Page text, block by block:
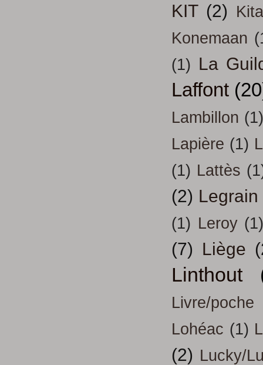
KIT (2)
Konemaan
(1) La
Laffont
Lambillon (1)
Lapière (1)
(1) Lattès
(2) Legrain
(1) Leroy
(7) Liège
Linthout
Livre/poche
Lohéac (1)
(2) Lucky/